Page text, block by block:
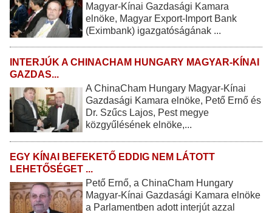
Magyar-Kínai Gazdasági Kamara
elnöke, Magyar Export-Import Bank
(Eximbank) igazgatóságának ...
INTERJÚK A CHINACHAM HUNGARY MAGYAR-KÍNAI
GAZDAS...
A ChinaCham Hungary Magyar-Kínai
Gazdasági Kamara elnöke, Pető Ernő és
Dr. Szűcs Lajos, Pest megye
közgyűlésének elnöke,...
EGY KÍNAI BEFEKETŐ EDDIG NEM LÁTOTT
LEHETŐSÉGET ...
Pető Ernő, a ChinaCham Hungary
Magyar-Kínai Gazdasági Kamara elnöke
a Parlamentben adott interjút azzal